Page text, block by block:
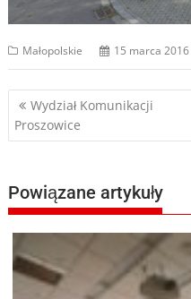
Małopolskie 15 marca 2016
Nawigacja
wpisu
Wydział Komunikacji
Proszowice
Powiązane artykuły